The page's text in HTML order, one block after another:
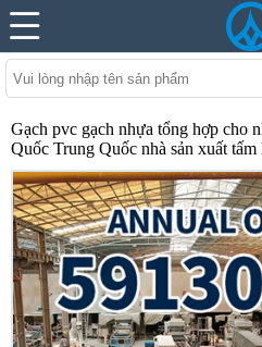
Gạch pvc gạch nhựa tổng hợp cho
Quốc Trung Quốc nhà sản xuất